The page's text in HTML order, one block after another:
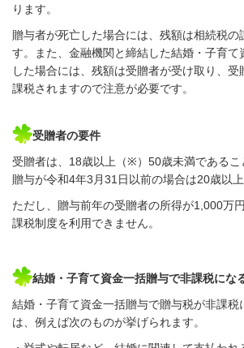
ります。
贈与者が死亡した場合には、残額は相続税の
す。また、金融機関と締結した結婚・子育て
した場合には、残額は受贈者が受け取り、
課税されますので注意が必要です。
受贈者の要件
受贈者は、 18歳以上（※） 50歳未満である
贈与が令和4年3 月31 日以前の場合は20歳以上
ただし、贈与前年の受贈者の所得が1,000万
課税制度を利用できません。
結婚・子育て資金一括贈与で非課税にな
結婚・子育て資金一括贈与で贈与税が非課税
は、例えば次のものが挙げられます。